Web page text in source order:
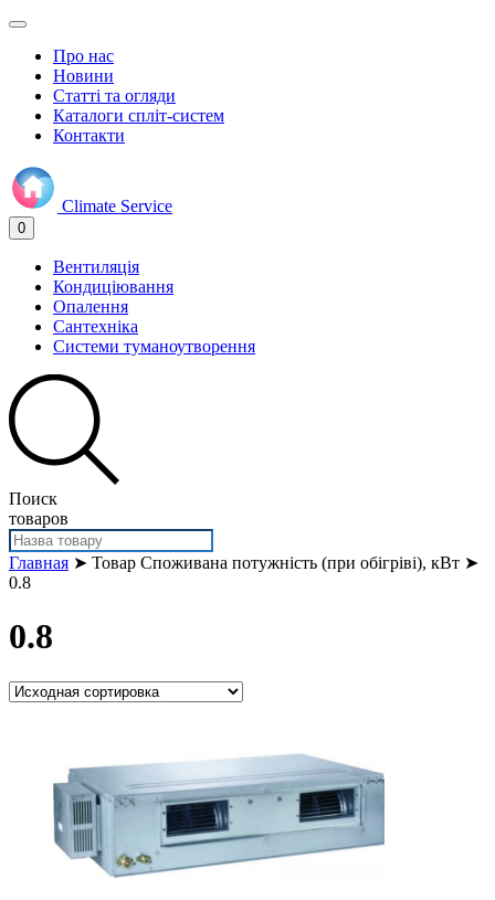
Про нас
Новини
Статті та огляди
Каталоги спліт-систем
Контакти
Climate Service
0
Вентиляція
Кондиціювання
Опалення
Сантехніка
Системи туманоутворення
Поиск
товаров
Главная ➤ Товар Споживана потужність (при обігріві), кВт ➤
0.8
0.8